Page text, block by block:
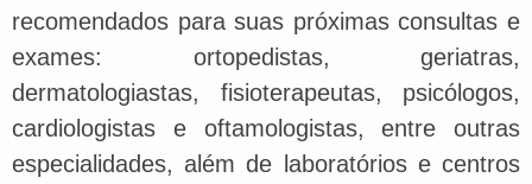
recomendados para suas próximas consultas e
exames: ortopedistas, geriatras,
dermatologiastas, fisioterapeutas, psicólogos,
cardiologistas e oftamologistas, entre outras
especialidades, além de laboratórios e centros